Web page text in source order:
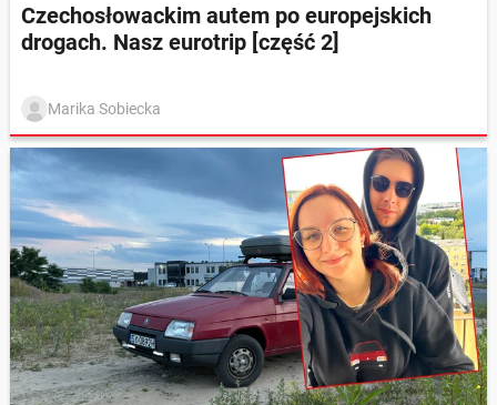
Czechosłowackim autem po europejskich
drogach. Nasz eurotrip [część 2]
Marika Sobiecka